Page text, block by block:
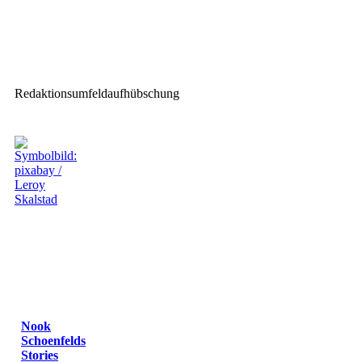
Redaktionsumfeldaufhübschung
Nook
Schoenfelds
Stories